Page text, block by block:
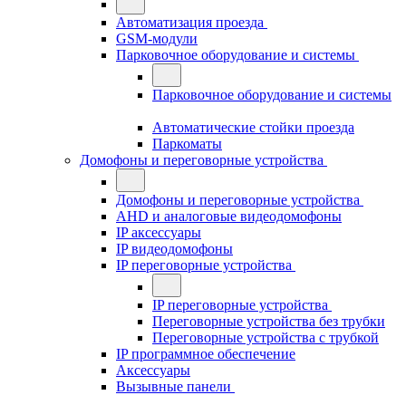
Автоматизация проезда
GSM-модули
Парковочное оборудование и системы
Парковочное оборудование и системы
Автоматические стойки проезда
Паркоматы
Домофоны и переговорные устройства
Домофоны и переговорные устройства
AHD и аналоговые видеодомофоны
IP аксессуары
IP видеодомофоны
IP переговорные устройства
IP переговорные устройства
Переговорные устройства без трубки
Переговорные устройства с трубкой
IP программное обеспечение
Аксессуары
Вызывные панели